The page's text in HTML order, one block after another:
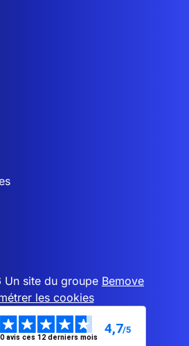
site du groupe Bemove
les cookies
avis ces 12 derniers mois
4,7/5